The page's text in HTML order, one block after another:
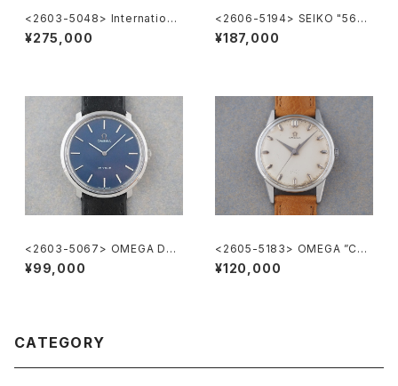
<2603-5048> Internationa
l National Co. Ref.648A
¥275,000
<2606-5194> SEIKO "56G
S" Grand Seiko
¥187,000
<2603-5067> OMEGA DE-
VILLE
¥99,000
<2605-5183> OMEGA ”Cal.
285"
¥120,000
CATEGORY